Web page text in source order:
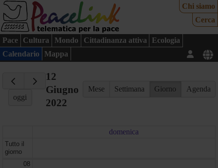
Chi siamo
Cerca
Pace Cultura Mondo Cittadinanza attiva
Ecologia
Calendario
Mappa
oggi
12
Giugno
2022
Mese Settimana Giorno Agenda
domenica
Tutto il
giorno
08